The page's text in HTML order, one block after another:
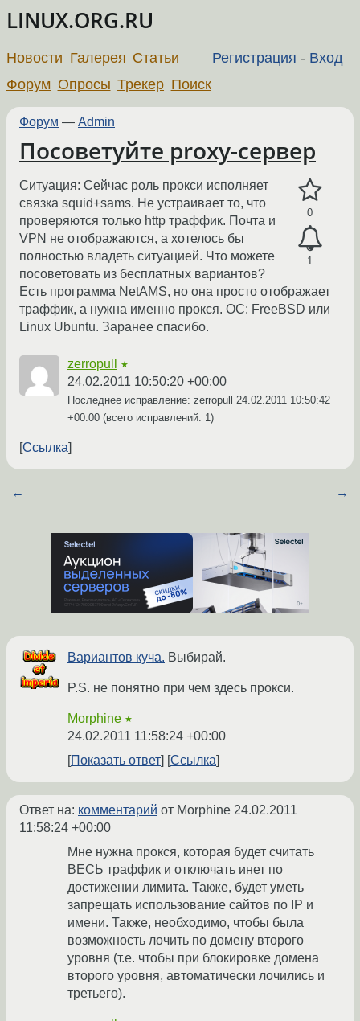
LINUX.ORG.RU
Регистрация - Вход
Новости Галерея Статьи
Форум Опросы Трекер Поиск
Форум — Admin
Посоветуйте proxy-сервер
0
1
Ситуация: Сейчас роль прокси исполняет
связка squid+sams. Не устраивает то, что
проверяются только http траффик. Почта и
VPN не отображаются, а хотелось бы
полностью владеть ситуацией. Что можете
посоветовать из бесплатных вариантов?
Есть программа NetAMS, но она просто отображает
траффик, а нужна именно прокся. ОС: FreeBSD или
Linux Ubuntu. Заранее спасибо.
zerropull ★
24.02.2011 10:50:20 +00:00
Последнее исправление: zerropull 24.02.2011 10:50:42
+00:00 (всего исправлений: 1)
Ссылка
← →
Вариантов куча. Выбирай.
P.S. не понятно при чем здесь прокси.
Morphine ★
24.02.2011 11:58:24 +00:00
Показать ответ
Ссылка
Ответ на: комментарий от Morphine 24.02.2011
11:58:24 +00:00
Мне нужна прокся, которая будет считать
ВЕСЬ траффик и отключать инет по
достижении лимита. Также, будет уметь
запрещать использование сайтов по IP и
имени. Также, необходимо, чтобы была
возможность лочить по домену второго
уровня (т.е. чтобы при блокировке домена
второго уровня, автоматически лочились и
третьего).